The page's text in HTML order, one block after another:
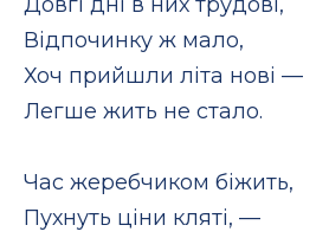
Відпочинку ж мало,
Хоч прийшли літа нові —
Легше жить не стало.
Час жеребчиком біжить,
Пухнуть ціни кляті, —